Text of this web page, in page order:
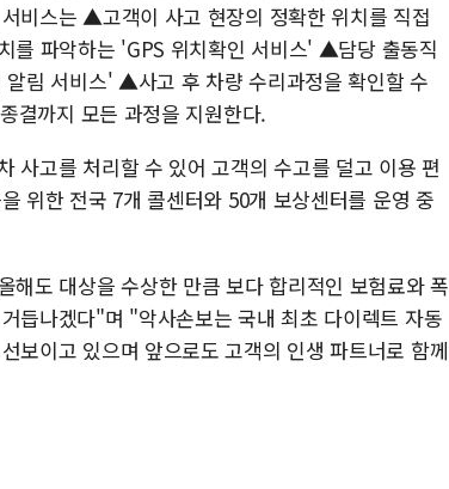
비스는 ▲고객이 사고 현장의 정확한 위치를 직접
를 파악하는 'GPS 위치확인 서비스' ▲담당 출동직
림 서비스' ▲사고 후 차량 수리과정을 확인할 수
결까지 모든 과정을 지원한다.
사고를 처리할 수 있어 고객의 수고를 덜고 이용 편
위한 전국 7개 콜센터와 50개 보상센터를 운영 중
해도 대상을 수상한 만큼 보다 합리적인 보험료와 폭
듭나겠다"며 "악사손보는 국내 최초 다이렉트 자동
보이고 있으며 앞으로도 고객의 인생 파트너로 함께